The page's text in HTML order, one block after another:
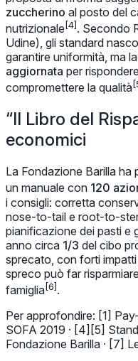
zuccherino al posto del
nutrizionale [4]. Secondo
Udine), gli standard
garantire uniformità, ma
aggiornata per
compromettere la qualità
“Il Libro del
economici
La Fondazione Barilla ha
un manuale con 120
i consigli: corretta
nose-to-tail e root-to-
pianificazione dei pasti e
anno circa 1/3 del cibo
sprecato, con forti
spreco può far
famiglia[6].
Per approfondire: [1]
SOFA 2019 · [4][5]
Fondazione Barilla · [7]